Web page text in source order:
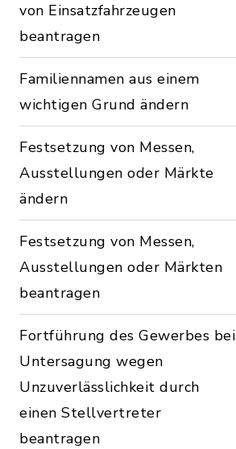
von Einsatzfahrzeugen
beantragen
Familiennamen aus einem
wichtigen Grund ändern
Festsetzung von Messen,
Ausstellungen oder Märkte
ändern
Festsetzung von Messen,
Ausstellungen oder Märkten
beantragen
Fortführung des Gewerbes bei
Untersagung wegen
Unzuverlässlichkeit durch
einen Stellvertreter
beantragen